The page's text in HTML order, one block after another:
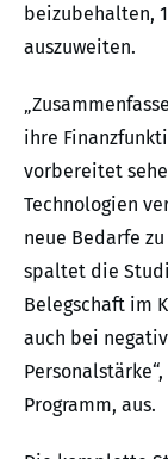
beizubehalten,
auszuweiten.
ihre
vorbereitet
Technologien
neue Bedarfe
spaltet die
Belegschaft im
auch bei
Programm, aus.